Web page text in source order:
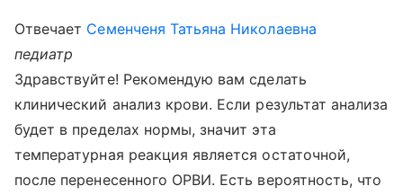
Отвечает Семенченя Татьяна Николаевна
педиатр
Здравствуйте! Рекомендую вам сделать
клинический анализ крови. Если результат анализа
будет в пределах нормы, значит эта
температурная реакция является остаточной,
после перенесенного ОРВИ. Есть вероятность, что